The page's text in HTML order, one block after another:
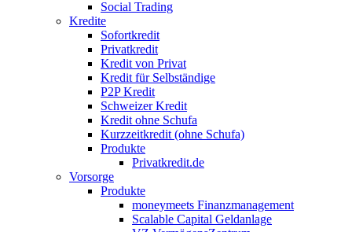
Social Trading
Kredite
Sofortkredit
Privatkredit
Kredit von Privat
Kredit für Selbständige
P2P Kredit
Schweizer Kredit
Kredit ohne Schufa
Kurzzeitkredit (ohne Schufa)
Produkte
Privatkredit.de
Vorsorge
Produkte
moneymeets Finanzmanagement
Scalable Capital Geldanlage